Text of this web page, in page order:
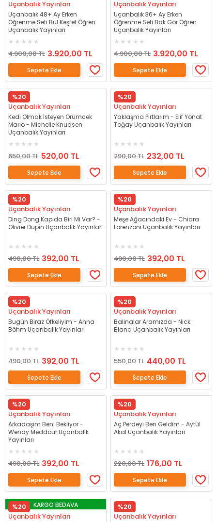
Uçanbalık Yayınları
Uçanbalık 48+ Ay Erken
Öğrenme Seti Bul Keşfet Öğren
Uçanbalık Yayınları
4.900,00 TL 3.920,00 TL
Sepete Ekle
Uçanbalık Yayınları
Uçanbalık 36+ Ay Erken
Öğrenme Seti Bak Gör Öğren
Uçanbalık Yayınları
4.900,00 TL 3.920,00 TL
Sepete Ekle
%20
Uçanbalık Yayınları
Kedi Olmak İsteyen Örümcek
Mario - Michelle Knudsen
Uçanbalık Yayınları
650,00 TL 520,00 TL
Sepete Ekle
%20
Uçanbalık Yayınları
Yaklaşma Pırtlarım - Elif Yonat
Toğay Uçanbalık Yayınları
290,00 TL 232,00 TL
Sepete Ekle
%20
Uçanbalık Yayınları
Ding Dong Kapıda Biri Mi Var? -
Olivier Dupin Uçanbalık Yayınları
490,00 TL 392,00 TL
Sepete Ekle
%20
Uçanbalık Yayınları
Meşe Ağacındaki Ev - Chiara
Lorenzoni Uçanbalık Yayınları
490,00 TL 392,00 TL
Sepete Ekle
%20
Uçanbalık Yayınları
Bugün Biraz Öfkeliyim - Anna
Böhm Uçanbalık Yayınları
490,00 TL 392,00 TL
Sepete Ekle
%20
Uçanbalık Yayınları
Balinalar Aramızda - Nick
Bland Uçanbalık Yayınları
550,00 TL 440,00 TL
Sepete Ekle
%20
Uçanbalık Yayınları
Arkadaşım Beni Bekliyor -
Wendy Meddour Uçanbalık
Yayınları
490,00 TL 392,00 TL
Sepete Ekle
%20
Uçanbalık Yayınları
Aç Perdeyi Ben Geldim - Aytül
Akal Uçanbalık Yayınları
220,00 TL 176,00 TL
Sepete Ekle
%20 KARGO BEDAVA
Uçanbalık Yayınları
%20
Uçanbalık Yayınları